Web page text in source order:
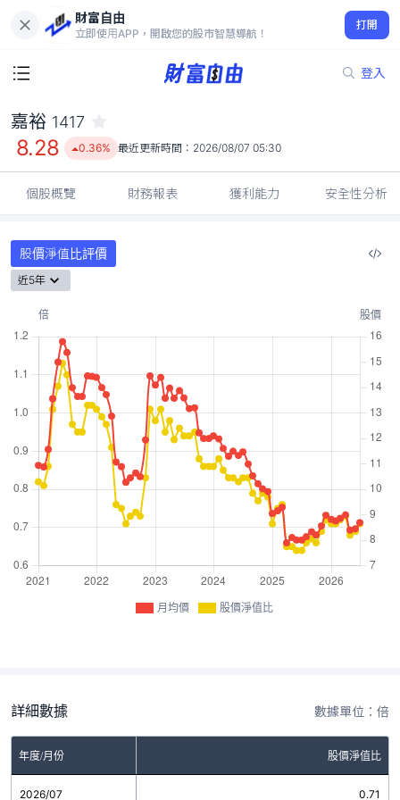
財富自由
立即使用APP，開啟您的股市智慧導航！
打開
登入
8.28
0.36%
嘉裕 1417
8.28 0.36% 最近更新時間： 2026/08/07 05:30
個股概覽 財務報表 獲利能力 安全性分析
股價淨值比評價
近5年
月均價 股價淨值比
詳細數據 數據單位：倍
年度/月份 股價淨值比
2026/07 0.71